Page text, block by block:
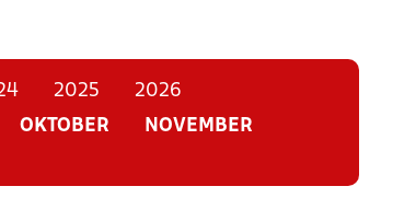
2025
2026
OKTOBER
NOVEMBER